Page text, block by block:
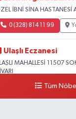
İBNİ SİNA HASTANESİ
0 (328) 814 11 99
Ulaşlı Eczanesi
MAHALLESİ 11507
0 (546) 158 81 80
Tüm